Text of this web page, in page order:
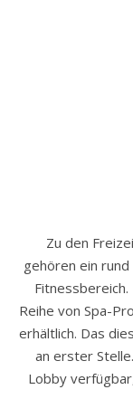
Zu den
gehören ein
Reihe von Spa-
erhältlich. Das
an erster
Lobby